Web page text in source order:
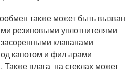
также может быть вызван
резиновыми уплотнителями
клапанами
капотом и фильтрами
Также влага на стеклах может